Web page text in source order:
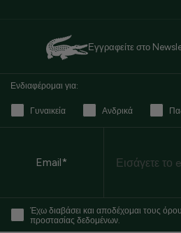
Εγγραφείτε στο
Ενδιαφέρομαι για:
Γυναικεία Ανδρικά
Email*
Έχω διαβάσει και αποδέχομαι τους
προστασίας δεδομένων.